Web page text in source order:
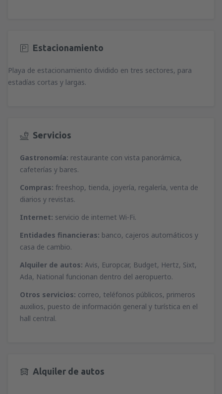
Estacionamiento
Playa de estacionamiento dividido en tres sectores, para
estadías cortas y largas.
Servicios
Gastronomía: restaurante con vista panorámica,
cafeterías y bares.
Compras: freeshop, tienda, joyería, regalería, venta de
diarios y revistas.
Internet: servicio de internet Wi-Fi.
Entidades financieras: banco, cajeros automáticos y
casa de cambio.
Alquiler de autos: Avis, Europcar, Budget, Hertz, Sixt,
Ada, National funcionan dentro del aeropuerto.
Otros servicios: correo, teléfonos públicos, primeros
auxilios, puesto de información general y turística en el
hall central.
Alquiler de autos